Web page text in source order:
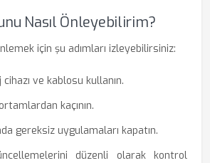
Nasıl Önleyebilirim?
için şu adımları izleyebilirsiniz:
ve kablosu kullanın.
kaçının.
gereksiz uygulamaları kapatın.
düzenli olarak kontrol